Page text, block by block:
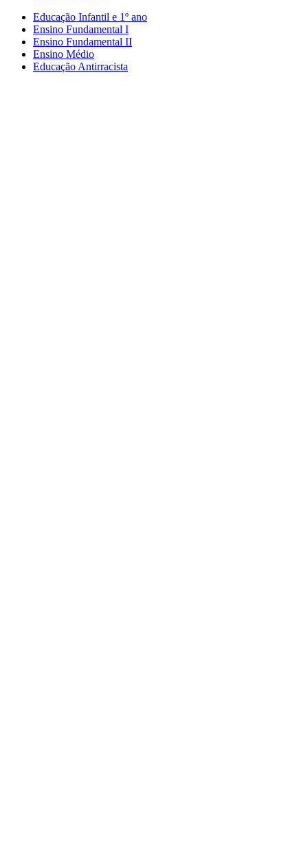
Educação Infantil e 1º ano
Ensino Fundamental I
Ensino Fundamental II
Ensino Médio
Educação Antirracista